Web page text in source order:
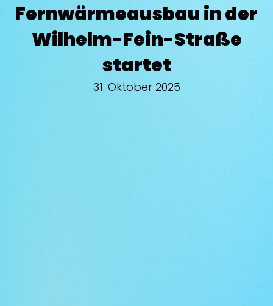
Fernwärmeausbau in der
Wilhelm-Fein-Straße
startet
31. Oktober 2025